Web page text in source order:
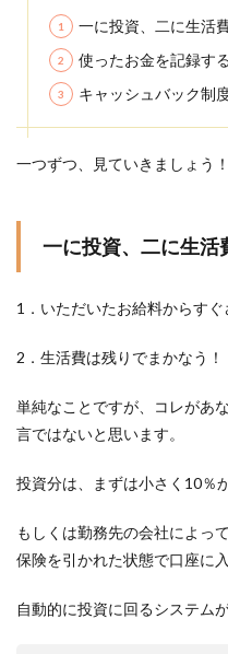
一に投資、二に生活
使ったお金を記録す
キャッシュバック制
一つずつ、見ていきましょう！
一に投資、二に生活
1．いただいたお給料からすぐ
2．生活費は残りでまかなう！
単純なことですが、コレがあ
言ではないと思います。
投資分は、まずは小さく10％
もしくは勤務先の会社によっ
保険を引かれた状態で口座に
自動的に投資に回るシステム